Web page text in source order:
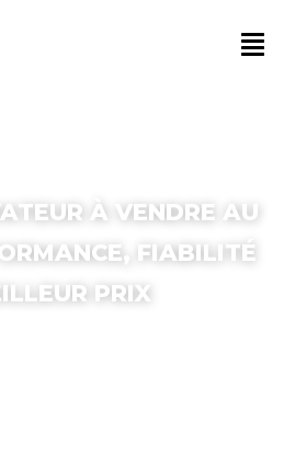
À VENDRE AU
FIABILITÉ
PRIX